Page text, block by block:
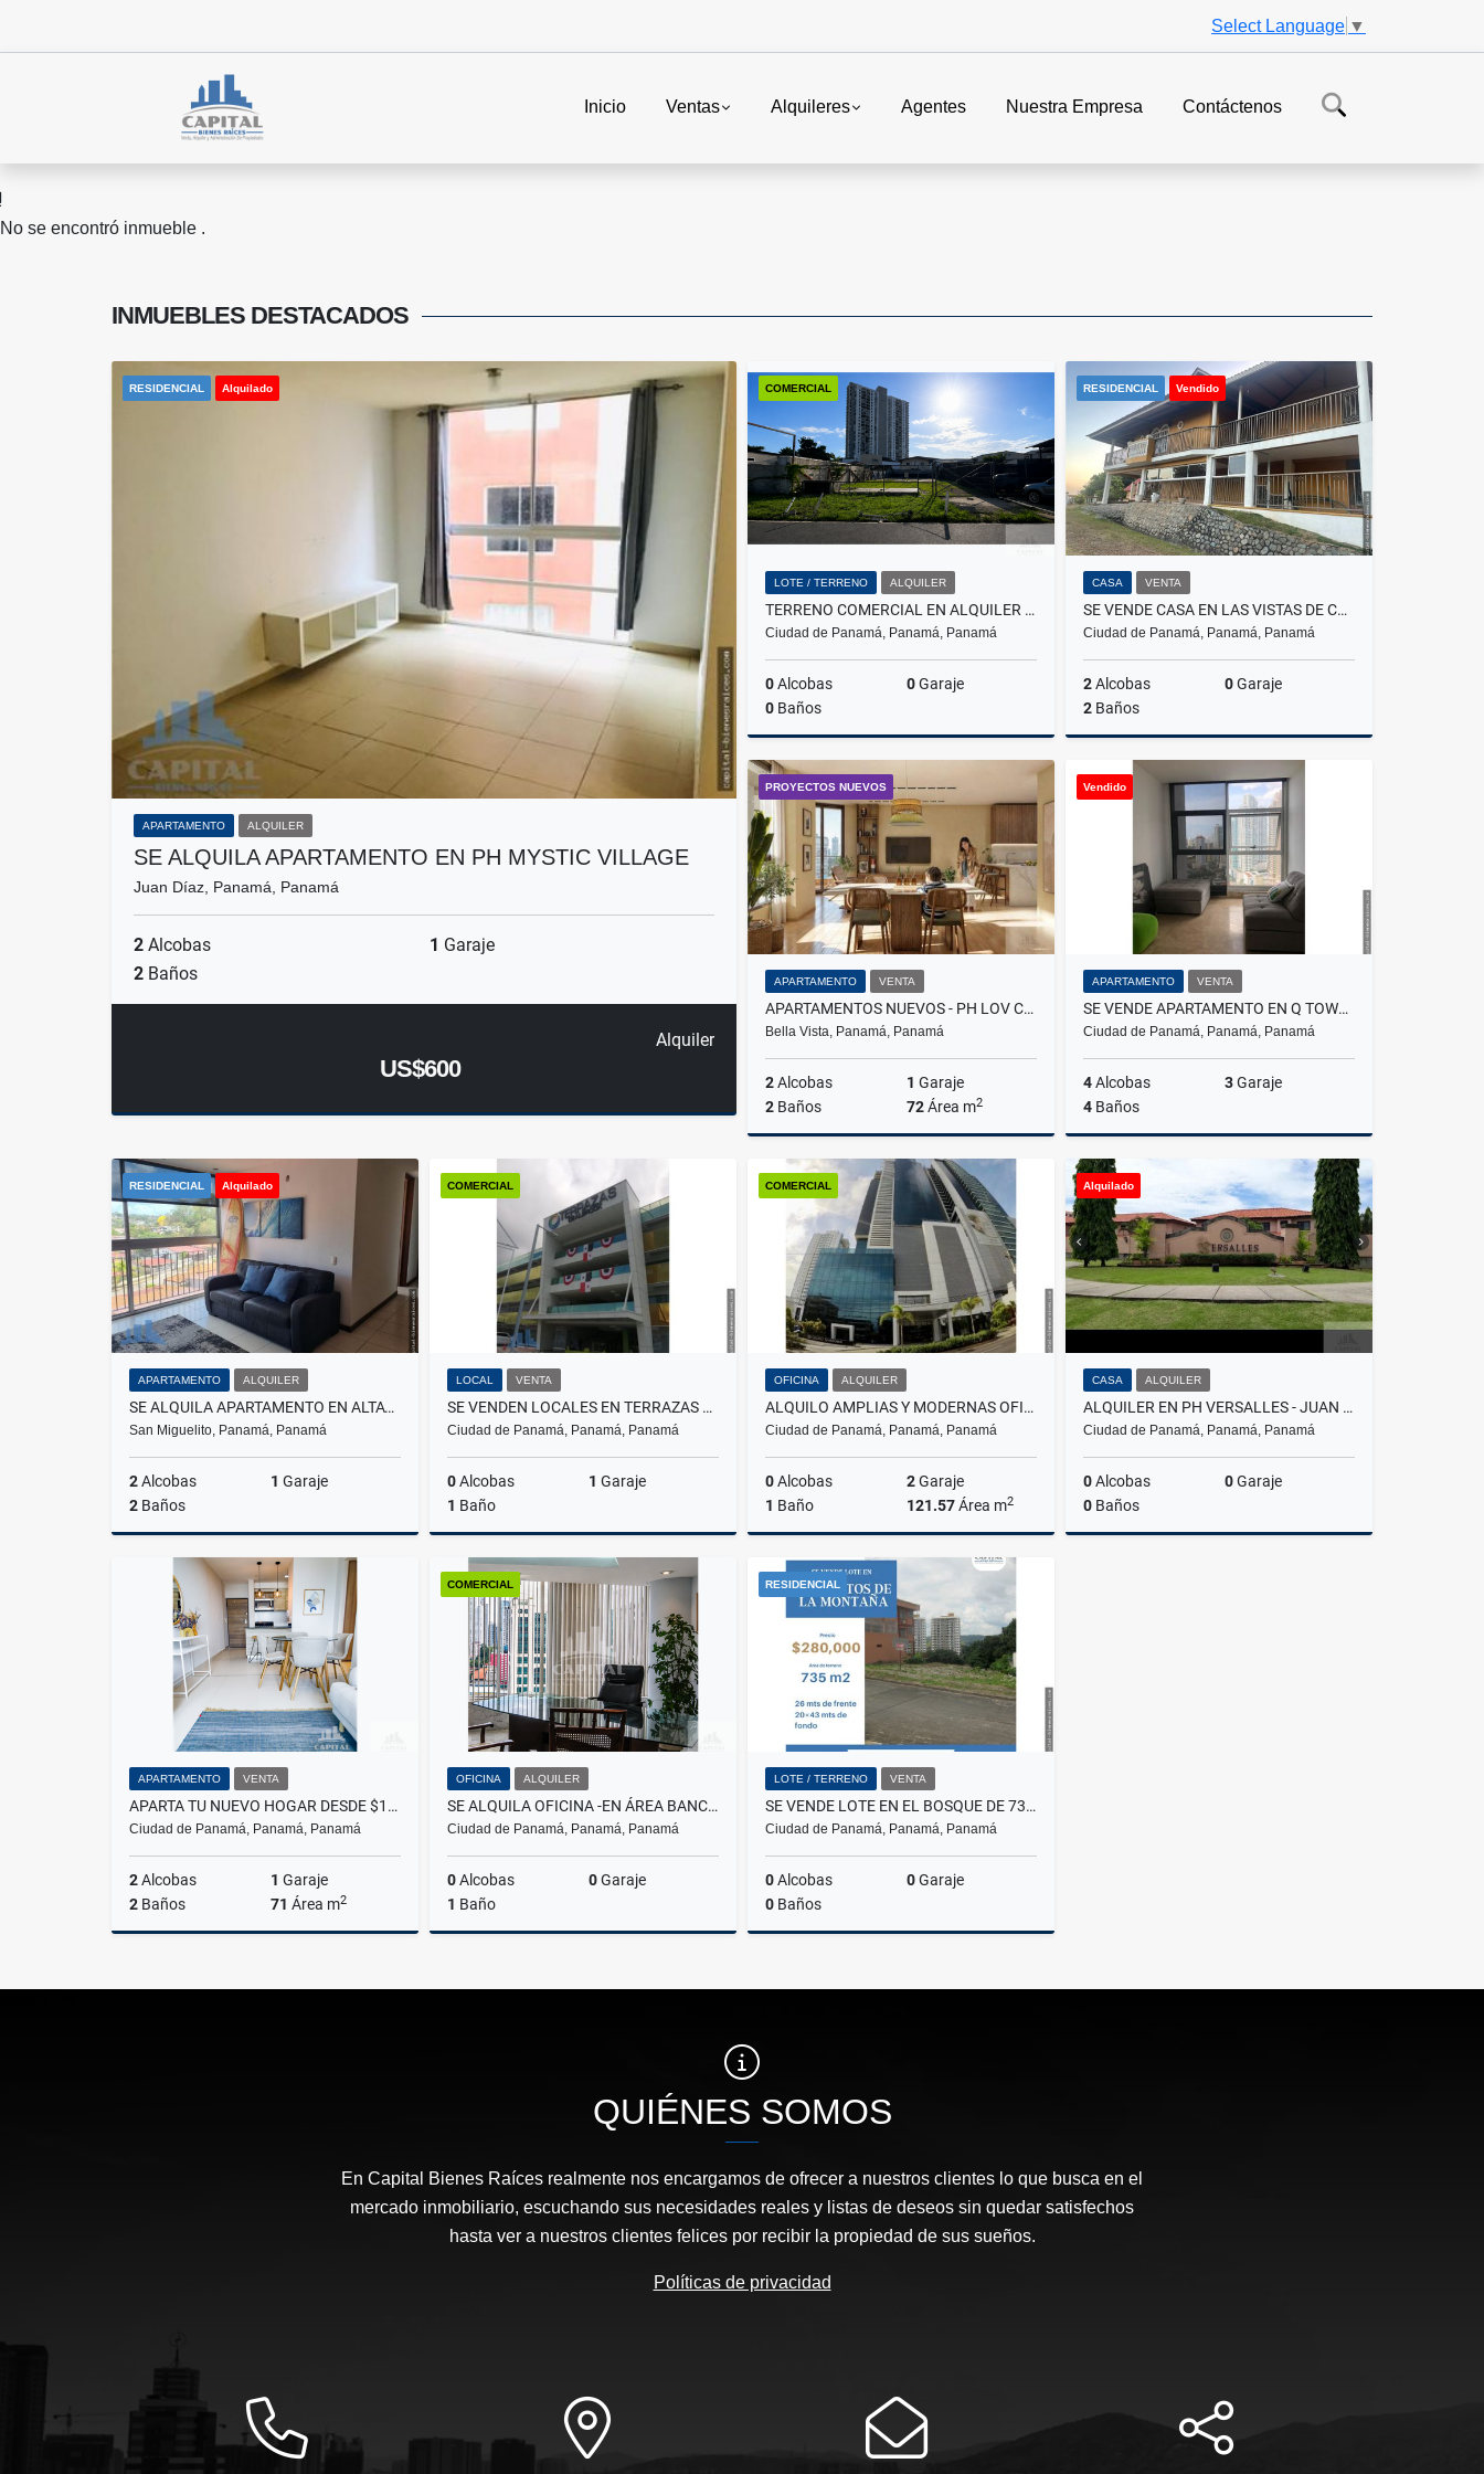
Select Language ▼
Inicio Ventas Alquileres Agentes Nuestra Empresa Contáctenos
No se encontró inmueble .
INMUEBLES DESTACADOS
RESIDENCIAL Alquilado
APARTAMENTO ALQUILER
SE ALQUILA APARTAMENTO EN PH MYSTIC VILLAGE
Juan Díaz, Panamá, Panamá
2 Alcobas 1 Garaje
2 Baños
Alquiler
US$600
COMERCIAL
LOTE / TERRENO ALQUILER
TERRENO COMERCIAL EN ALQUILER – PARQUE LEFEVRE
Ciudad de Panamá, Panamá, Panamá
0Alcobas 0Garaje
0 Baños
Alquiler
US$1,880
RESIDENCIAL Vendido
CASA VENTA
SE VENDE CASA EN LAS VISTAS DE CERRO AZUL
Ciudad de Panamá, Panamá, Panamá
2Alcobas 0Garaje
2 Baños
US$250,000
PROYECTOS NUEVOS
APARTAMENTO VENTA
APARTAMENTOS NUEVOS - PH LOV CANGREJO BELLA VISTA
Bella Vista, Panamá, Panamá
2Alcobas 1 Garaje
2 Baños 72Área m2
Venta
US$190,500
Vendido
APARTAMENTO VENTA
SE VENDE APARTAMENTO EN Q TOWER
Ciudad de Panamá, Panamá, Panamá
4Alcobas 3Garaje
4 Baños
Venta
US$650,000
Alquiler
US$3,000
RESIDENCIAL Alquilado
APARTAMENTO ALQUILER
SE ALQUILA APARTAMENTO EN ALTAVISTA TOWER
San Miguelito, Panamá, Panamá
2Alcobas 1 Garaje
2 Baños
Alquiler
US$700
COMERCIAL
LOCAL VENTA
SE VENDEN LOCALES EN TERRAZAS DE ALBROOK
Ciudad de Panamá, Panamá, Panamá
0Alcobas 1 Garaje
1 Baño
US$259,726
COMERCIAL
OFICINA ALQUILER
ALQUILO AMPLIAS Y MODERNAS OFICINAS EN PANAMA BUSINESS TOWER
Ciudad de Panamá, Panamá, Panamá
0Alcobas 2Garaje
1 Baño 121.57Área m2
Alquiler
US$2,000
Alquilado
CASA ALQUILER
ALQUILER EN PH VERSALLES - JUAN DÍAZ
Ciudad de Panamá, Panamá, Panamá
0Alcobas 0Garaje
0 Baños
APARTAMENTO VENTA
APARTA TU NUEVO HOGAR DESDE $156,200 EN AV. LA PULIDA
Ciudad de Panamá, Panamá, Panamá
2Alcobas 1 Garaje
2 Baños 71 Área m2
US$156,200
COMERCIAL
OFICINA ALQUILER
SE ALQUILA OFICINA -EN ÁREA BANCARIA
Ciudad de Panamá, Panamá, Panamá
0Alcobas 0Garaje
1 Baño
US$1,375
RESIDENCIAL
LOTE / TERRENO VENTA
SE VENDE LOTE EN EL BOSQUE DE 735MT2 - ALTOS DE LA MONTAÑA
Ciudad de Panamá, Panamá, Panamá
0Alcobas 0Garaje
0 Baños
US$280,000
QUIÉNES SOMOS
En Capital Bienes Raíces realmente nos encargamos de ofrecer a nuestros clientes lo que busca en el
mercado inmobiliario, escuchando sus necesidades reales y listas de deseos sin quedar satisfechos
hasta ver a nuestros clientes felices por recibir la propiedad de sus sueños.
Políticas de privacidad